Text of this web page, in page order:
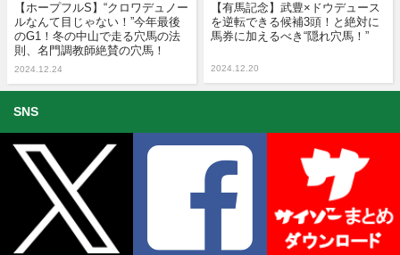
【ホープフルS】“クロワデュノー
ルなんて目じゃない！”今年最後
のG1！冬の中山で走る穴馬の法
則、名門調教師絶賛の穴馬！
2024.12.24
【有馬記念】武豊×ドウデュース
を逆転できる候補3頭！と絶対に
馬券に加えるべき“隠れ穴馬！”
2024.12.20
SNS